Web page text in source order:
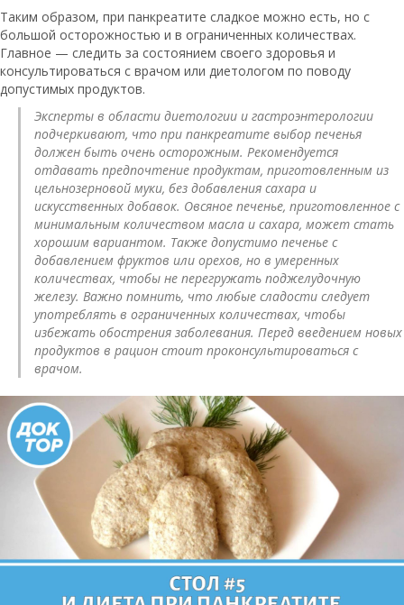
Таким образом, при панкреатите сладкое можно есть, но с
большой осторожностью и в ограниченных количествах.
Главное — следить за состоянием своего здоровья и
консультироваться с врачом или диетологом по поводу
допустимых продуктов.
Эксперты в области диетологии и гастроэнтерологии
подчеркивают, что при панкреатите выбор печенья
должен быть очень осторожным. Рекомендуется
отдавать предпочтение продуктам, приготовленным из
цельнозерновой муки, без добавления сахара и
искусственных добавок. Овсяное печенье, приготовленное с
минимальным количеством масла и сахара, может стать
хорошим вариантом. Также допустимо печенье с
добавлением фруктов или орехов, но в умеренных
количествах, чтобы не перегружать поджелудочную
железу. Важно помнить, что любые сладости следует
употреблять в ограниченных количествах, чтобы
избежать обострения заболевания. Перед введением новых
продуктов в рацион стоит проконсультироваться с
врачом.